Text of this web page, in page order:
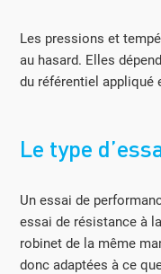
Les pressions et
au hasard. Elles
du référentiel appliqué
Le type
Un essai de
essai de résistance à
robinet de la même
donc adaptées à ce